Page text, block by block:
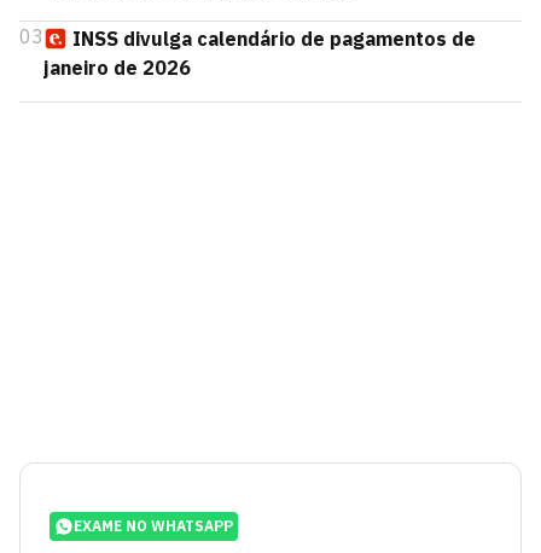
03
INSS divulga calendário de pagamentos de
janeiro de 2026
EXAME NO WHATSAPP